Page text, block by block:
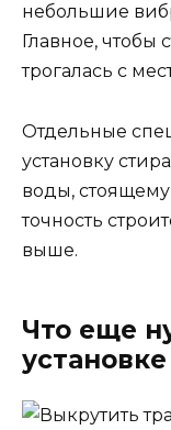
небольшие
Главное,
трогалась с
Отдельные
установку
воды,
точность
выше.
Что еще